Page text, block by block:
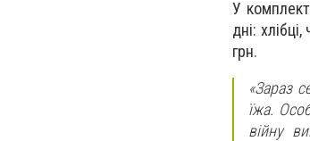
У
дні:
грн.
«Зараз
їжа.
війну